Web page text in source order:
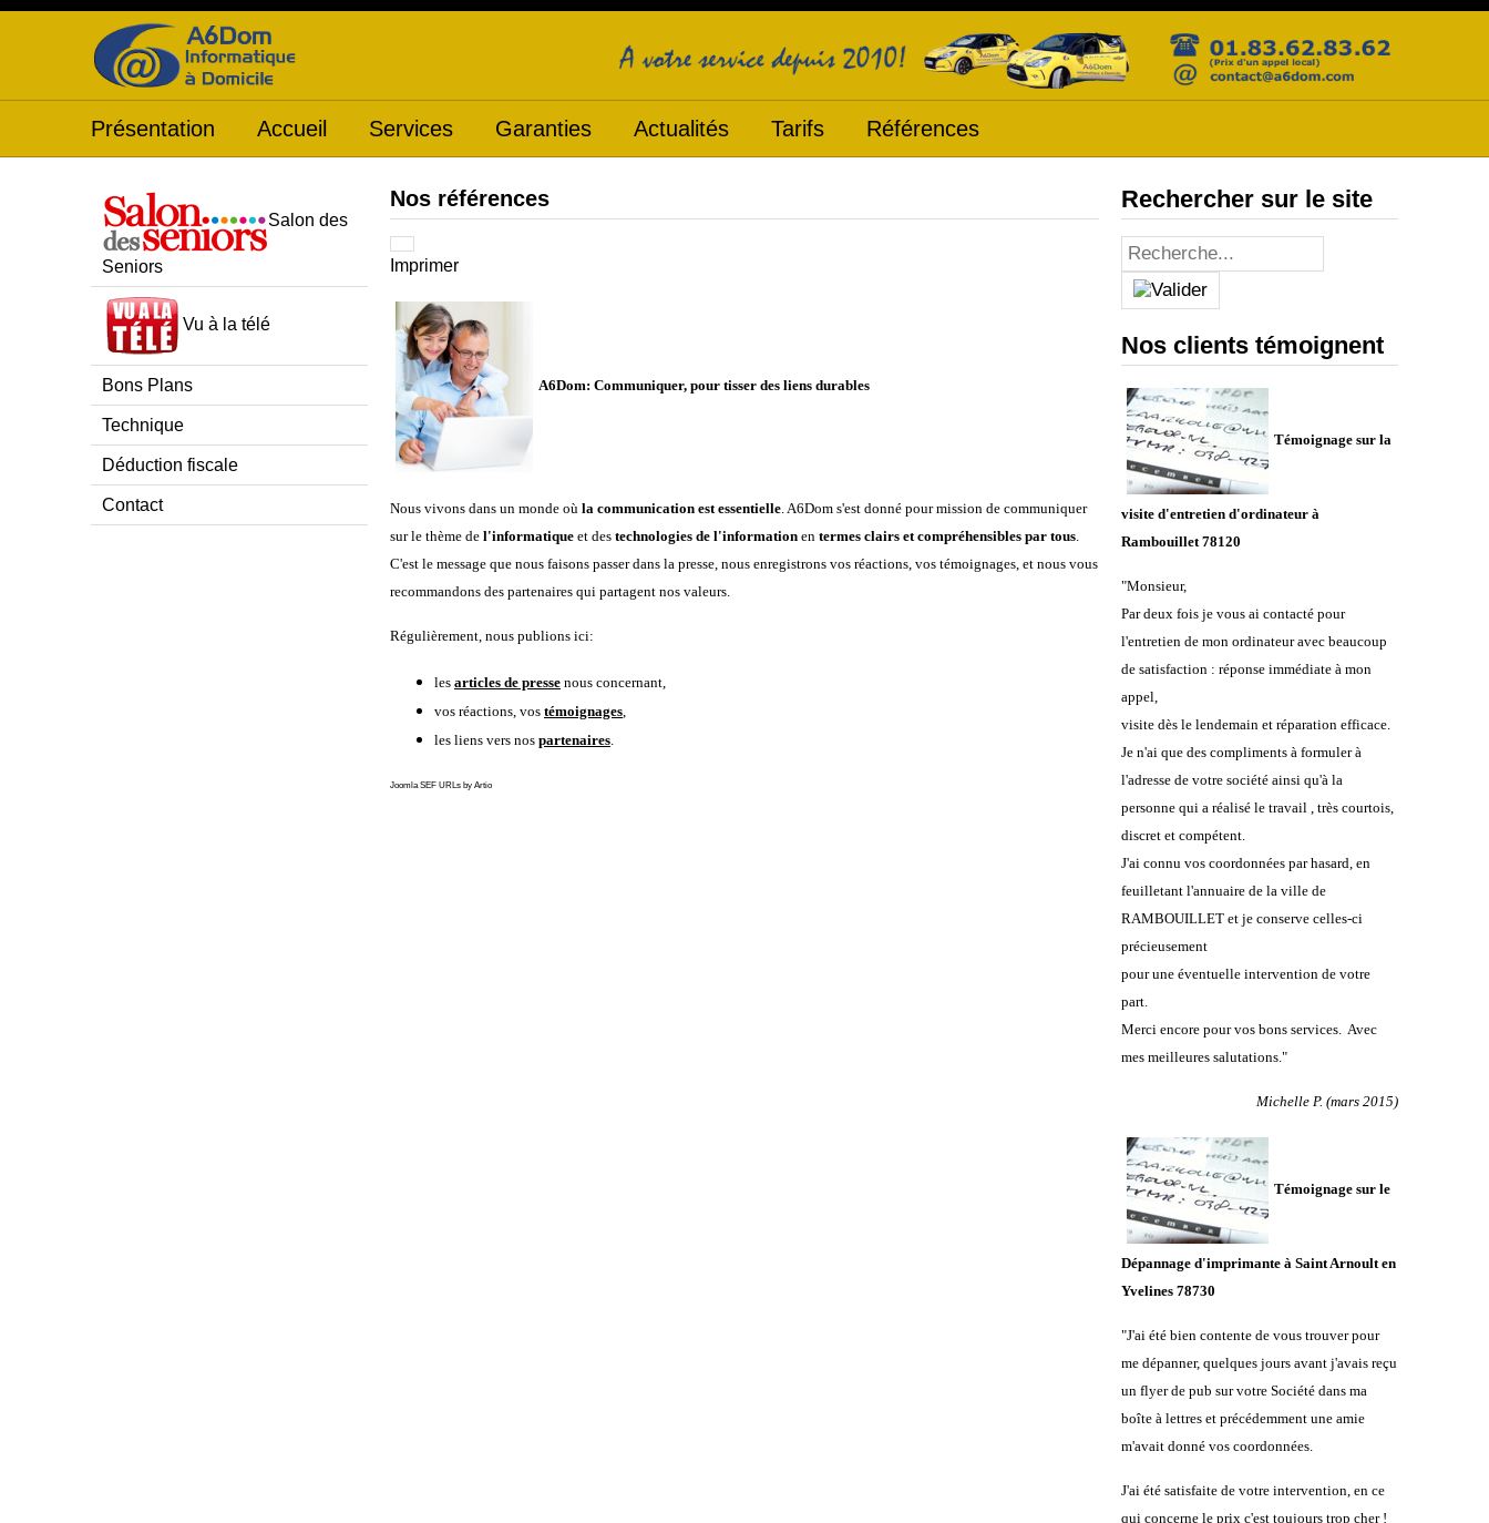
Présentation Accueil Services Garanties Actualités Tarifs Références
Salon des
Seniors
Vu à la télé
Bons Plans
Technique
Déduction fiscale
Contact
Nos références
Imprimer
A6Dom: Communiquer, pour tisser des liens durables
Nous vivons dans un monde où la communication est essentielle. A6Dom s'est donné pour mission de communiquer
sur le thème de l'informatique et des technologies de l'information en termes clairs et compréhensibles par tous.
C'est le message que nous faisons passer dans la presse, nous enregistrons vos réactions, vos témoignages, et nous vous
recommandons des partenaires qui partagent nos valeurs.
Régulièrement, nous publions ici:
les articles de presse nous concernant,
vos réactions, vos témoignages,
les liens vers nos partenaires.
Joomla SEF URLs by Artio
Rechercher sur le site
Nos clients témoignent
Témoignage sur la
visite d'entretien d'ordinateur à
Rambouillet 78120
"Monsieur,
Par deux fois je vous ai contacté pour
l'entretien de mon ordinateur avec beaucoup
de satisfaction : réponse immédiate à mon
appel,
visite dès le lendemain et réparation efficace.
Je n'ai que des compliments à formuler à
l'adresse de votre société ainsi qu'à la
personne qui a réalisé le travail , très courtois,
discret et compétent.
J'ai connu vos coordonnées par hasard, en
feuilletant l'annuaire de la ville de
RAMBOUILLET et je conserve celles-ci
précieusement
pour une éventuelle intervention de votre
part.
Merci encore pour vos bons services. Avec
mes meilleures salutations."
Michelle P. (mars 2015)
Témoignage sur le
Dépannage d'imprimante à Saint Arnoult en
Yvelines 78730
"J'ai été bien contente de vous trouver pour
me dépanner, quelques jours avant j'avais reçu
un flyer de pub sur votre Société dans ma
boîte à lettres et précédemment une amie
m'avait donné vos coordonnées.
J'ai été satisfaite de votre intervention, en ce
qui concerne le prix c'est toujours trop cher !